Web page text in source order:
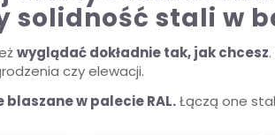
solidność stali w
wyglądać dokładnie tak, jak chcesz
czy elewacji.
blaszane w palecie RAL.Łączą one